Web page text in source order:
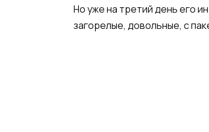
Но уже на третий день его
загорелые, довольные, с